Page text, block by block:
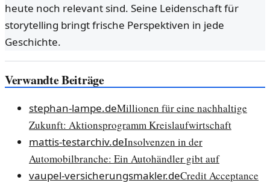
heute noch relevant sind. Seine Leidenschaft für
storytelling bringt frische Perspektiven in jede
Geschichte.
Verwandte Beiträge
stephan-lampe.deMillionen für eine nachhaltige
Zukunft: Aktionsprogramm Kreislaufwirtschaft
mattis-testarchiv.deInsolvenzen in der
Automobilbranche: Ein Autohändler gibt auf
vaupel-versicherungsmakler.deCredit Acceptance